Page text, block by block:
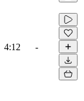
4:12 -